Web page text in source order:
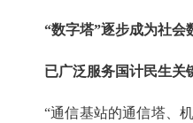
“数字塔”逐步成为社会
已广泛服务国计民生关
“通信基站的通信塔、